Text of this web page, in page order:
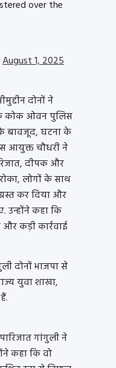
over the
August 1, 2025
दोनों ने
कोक ओवन पुलिस
बावजूद, घटना के
आयुक्त चौधरी ने
दीपक और
लोगों के साथ
कर दिया और
उन्होंने कहा कि
कड़ी कार्रवाई
दोनों भाजपा से
युवा शाखा,
गांगुली ने
कहा कि वो